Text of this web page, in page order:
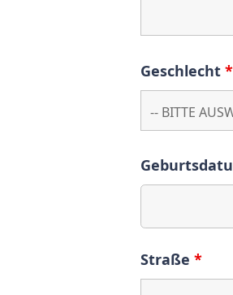
Geschlecht *
Straße *